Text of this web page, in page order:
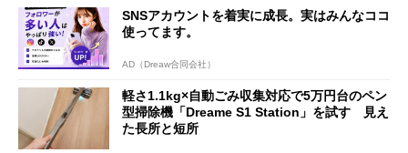
SNSアカウントを着実に成長。実はみんなココ
使ってます。
AD（Dreaw合同会社）
軽さ1.1kg×自動ごみ収集対応で5万円台のペン
型掃除機「Dreame S1 Station」を試す 見え
た長所と短所